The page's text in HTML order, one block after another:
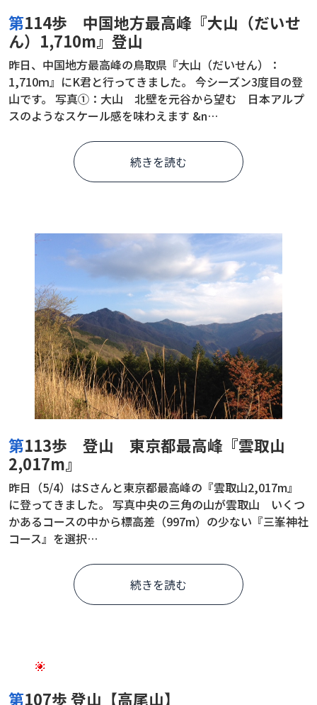
第114歩 中国地方最高峰『大山（だいせ
ん）1,710m』登山
昨日、中国地方最高峰の鳥取県『大山（だいせん）：
1,710ｍ』にK君と行ってきました。 今シーズン3度目の登
山です。 写真①：大山 北壁を元谷から望む 日本アルプ
スのようなスケール感を味わえます &n…
続きを読む
第113歩 登山 東京都最高峰『雲取山
2,017m』
昨日（5/4）はSさんと東京都最高峰の『雲取山2,017m』
に登ってきました。 写真中央の三角の山が雲取山 いくつ
かあるコースの中から標高差（997m）の少ない『三峯神社
コース』を選択…
続きを読む
第107歩 登山【高尾山】